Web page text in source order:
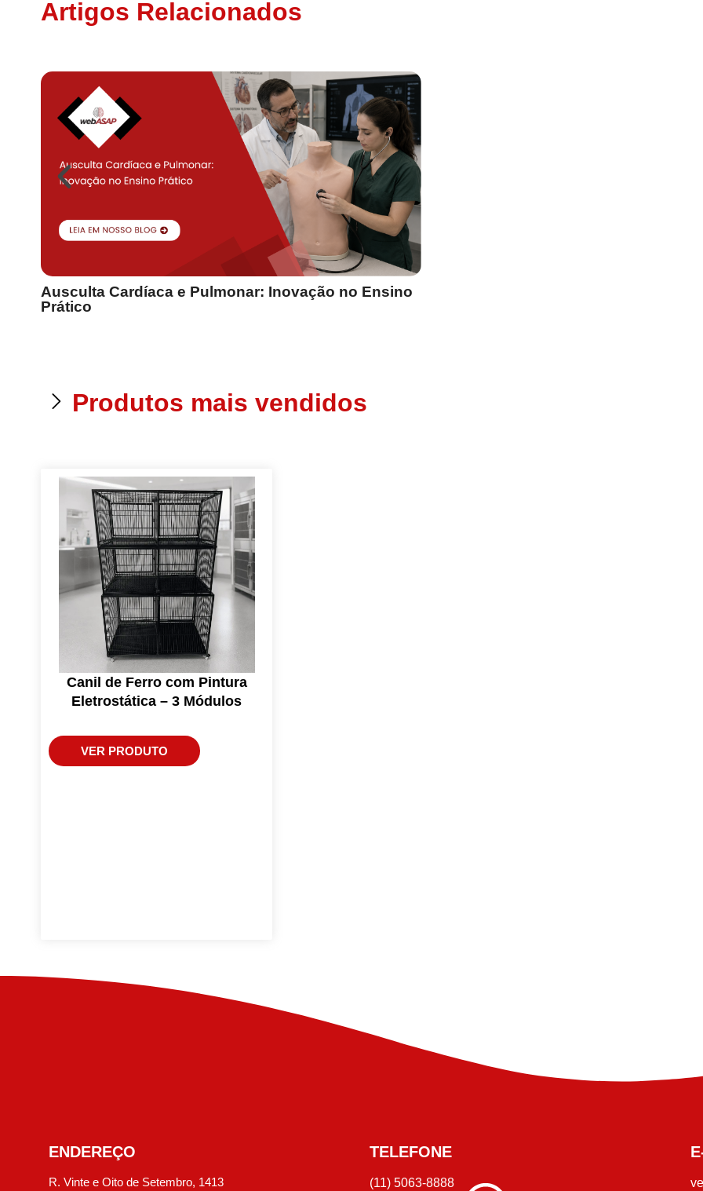
Artigos Relacionados
Ausculta Cardíaca e Pulmonar: Inovação no Ensino
Prático
Produtos mais vendidos
Canil de Ferro com Pintura
Eletrostática – 3 Módulos
VER PRODUTO
ENDEREÇO
R. Vinte e Oito de Setembro, 1413
TELEFONE
(11) 5063-8888